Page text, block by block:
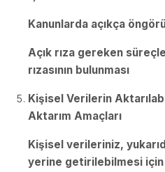
Kanunlarda açıkça
Açık rıza gereken
rızasının bulunması
Kişisel Verilerin
Aktarım Amaçları
Kişisel verileriniz,
yerine getirilebilmesi